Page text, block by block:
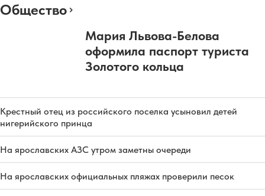
Общество
Мария Львова-Белова
оформила паспорт туриста
Золотого кольца
Крестный отец из российского поселка усыновил детей
нигерийского принца
На ярославских АЗС утром заметны очереди
На ярославских официальных пляжах проверили песок